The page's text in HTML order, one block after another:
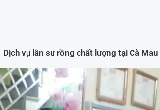
Dịch vụ lân sư rồng chất lượng tại Cà Mau